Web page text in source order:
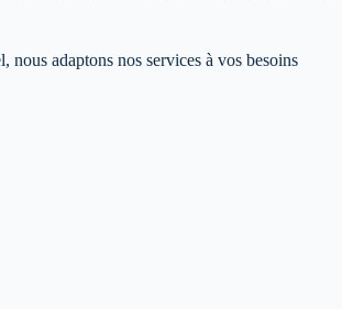
adaptons nos services à vos besoins